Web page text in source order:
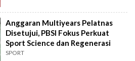
Anggaran Multiyears Pelatnas
Disetujui, PBSI Fokus Perkuat
Sport Science dan Regenerasi
SPORT